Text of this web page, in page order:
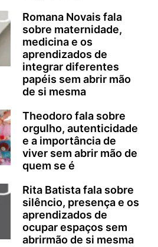
Romana Novais fala
sobre maternidade,
medicina e os
aprendizados de
integrar diferentes
papéis sem abrir mão
de si mesma
Theodoro fala sobre
orgulho, autenticidade
e a importância de
viver sem abrir mão de
quem se é
Rita Batista fala sobre
silêncio, presença e os
aprendizados de
ocupar espaços sem
abrirmão de si mesma